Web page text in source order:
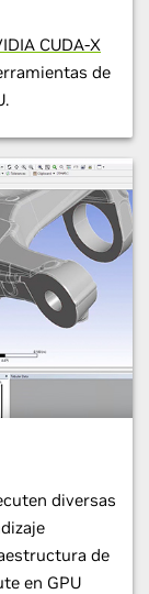
CUDA-X
de
diversas
de
en GPU